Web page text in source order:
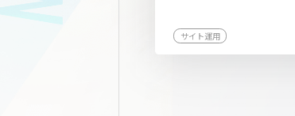
サイト運用